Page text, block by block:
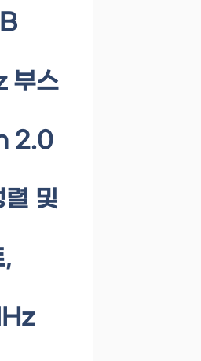
부스
2.0
및
,